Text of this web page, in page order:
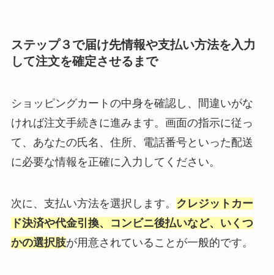
ステップ３で届け先情報や支払い方法を入力
して注文を確定させるまで
ショッピングカートの中身を確認し、間違いがな
ければ注文手続きに進みます。画面の指示に従っ
て、あなたの氏名、住所、電話番号といった配送
に必要な情報を正確に入力してください。
次に、支払い方法を選択します。 クレジットカー
ド決済や代金引換、コンビニ後払いなど、いくつ
かの選択肢が用意されていることが一般的です。